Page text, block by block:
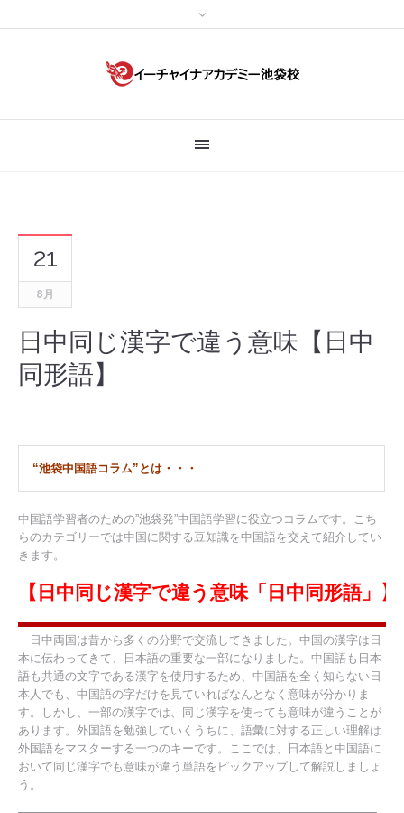
21
8月
日中同じ漢字で違う意味【日中
同形語】
“池袋中国語コラム”とは・・・
中国語学習者のための”池袋発”中国語学習に役立つコラムです。こち
らのカテゴリーでは中国に関する豆知識を中国語を交えて紹介してい
きます。
【日中同じ漢字で違う意味「日中同形語」】
日中両国は昔から多くの分野で交流してきました。中国の漢字は日
本に伝わってきて、日本語の重要な一部になりました。中国語も日本
語も共通の文字である漢字を使用するため、中国語を全く知らない日
本人でも、中国語の字だけを見ていればなんとなく意味が分かりま
す。しかし、一部の漢字では、同じ漢字を使っても意味が違うことが
あります。外国語を勉強していくうちに、語彙に対する正しい理解は
外国語をマスターする一つのキーです。ここでは、日本語と中国語に
おいて同じ漢字でも意味が違う単語をピックアップして解説しましょ
う。